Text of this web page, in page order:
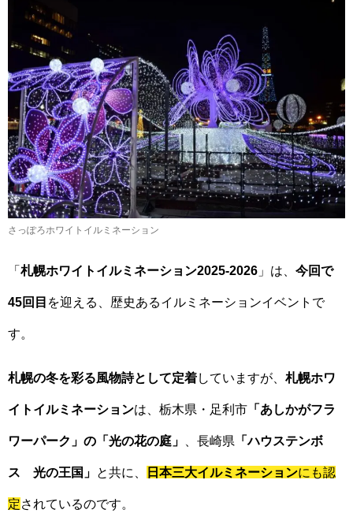
さっぽろホワイトイルミネーション
「 札幌ホワイトイルミネーション2025-2026 」は、 今回で
45回目 を迎える、歴史あるイルミネーションイベントで
す。
札幌の冬を彩る風物詩として定着していますが、 札幌ホワ
イトイルミネーションは、栃木県・足利市 「あしかがフラ
ワーパーク」の「光の花の庭」 、長崎県 「ハウステンボ
ス 光の王国」 と共に、 日本三大イルミネーションにも認
定されているのです。